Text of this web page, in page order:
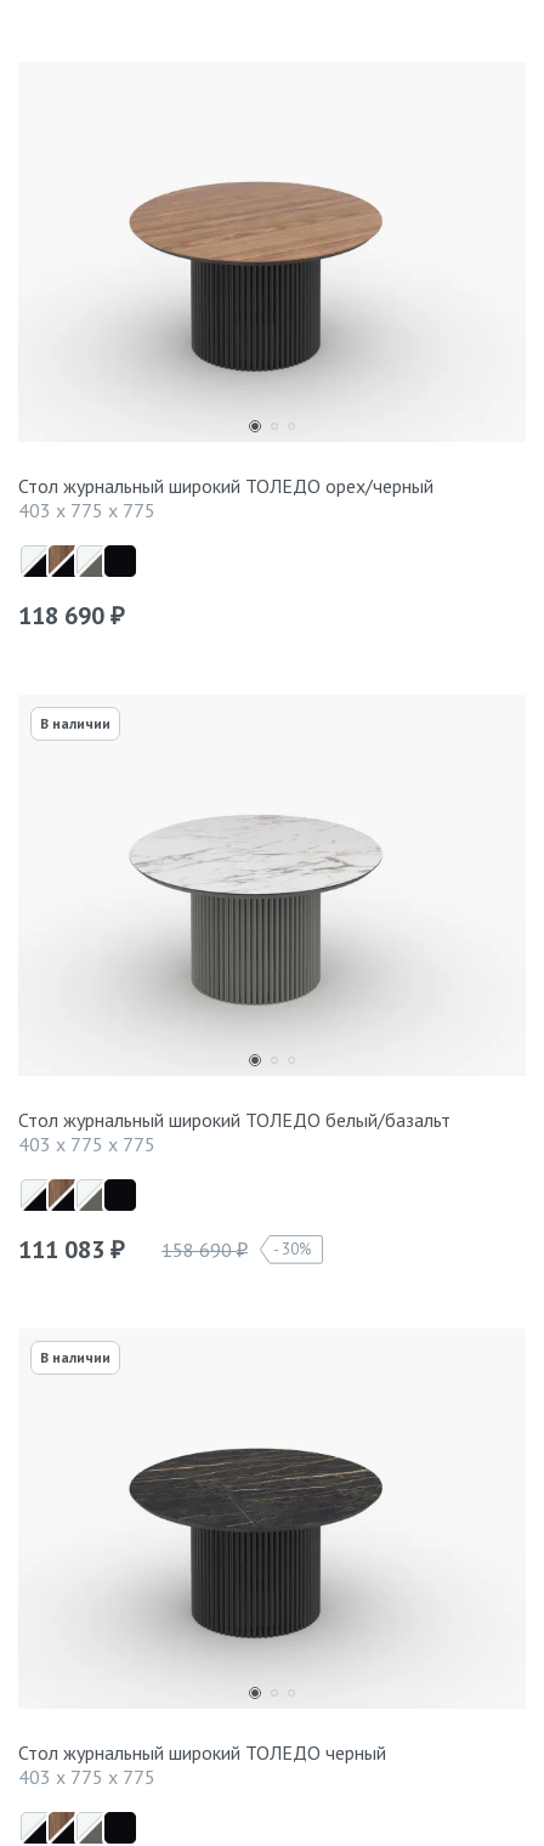
Стол журнальный широкий ТОЛЕДО орех/черный
403 x 775 x 775
118 690 ₽
В наличии
Стол журнальный широкий ТОЛЕДО белый/базальт
403 x 775 x 775
111 083 ₽ 158 690₽ 30%
В наличии
Стол журнальный широкий ТОЛЕДО черный
403 x 775 x 775